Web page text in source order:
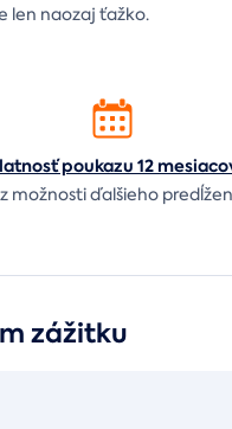
len naozaj ťažko.
poukazu 12
možnosti ďalšieho
zážitku